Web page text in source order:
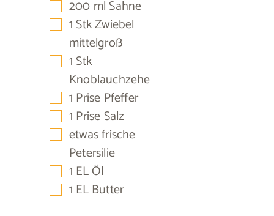
▢
200 ml Sahne
▢
1 StkZwiebel
mittelgroß
▢
1 Stk
Knoblauchzehe
▢
1 Prise Pfeffer
▢
1 Prise Salz
▢
etwasfrische
Petersilie
▢
1 ELÖl
▢
1 EL Butter